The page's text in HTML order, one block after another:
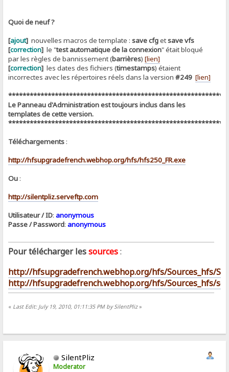
Quoi de neuf ?
[ajout] nouvelles macros de template :save cfgetsave vfs
[correction] le "test automatique de la connexion" était bloqué
par les règles de bannissement (barrières)[lien]
[correction] les dates des fichiers (timestamps) étaient
incorrectes avec les répertoires réels dans la version#249 [lien]
Le Panneau d'Administration est toujours inclus dans les
templates de cette version.
Téléchargements :
http://hfsupgradefrench.webhop.org/hfs/hfs250_FR.exe
Ou :
http://silentpliz.serveftp.com
Utilisateur / ID:anonymous
Passe / Password:anonymous
Pour télécharger lessources:
http://hfsupgradefrench.webhop.org/hfs/Sources_hfs/
http://hfsupgradefrench.webhop.org/hfs/Sources_hfs/
« Last Edit: July 19, 2010, 01:11:35 PM by SilentPliz»
SilentPliz
Moderator